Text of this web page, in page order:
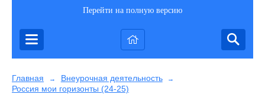
Перейти на полную версию
Главная → Внеурочная деятельность →
Россия мои горизонты (24-25)